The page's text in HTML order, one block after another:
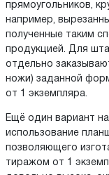
прямоугольников,
например,
полученные таким
продукцией. Для
отдельно
ножи) заданной
от 1 экземпляра.
Ещё один вариант
использование
позволяющего
тиражом от 1